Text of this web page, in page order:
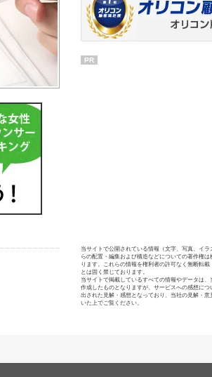
PR
当サイトで公開されている情報（文字、写真、イ
らの配置・編集および構造などについての著作権
ります。これらの情報を権利者の許可なく無断転載
とは固く禁じております。
当サイトで掲載しているすべての情報やデータは
作成したものとなりますが、サービスへの感想に
出された見解・感想となっており、当社の見解・
いた上でご覧ください。